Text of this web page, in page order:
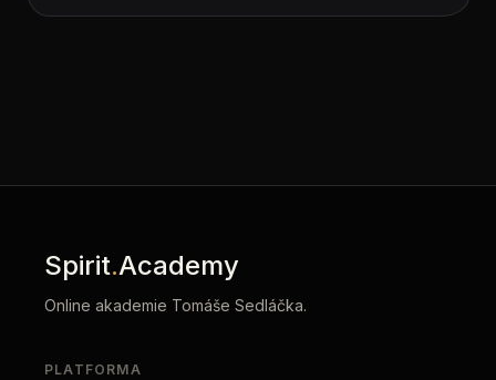
Spirit.Academy
Online akademie Tomáše Sedláčka.
PLATFORMA